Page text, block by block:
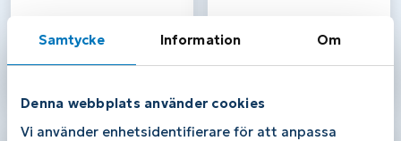
Samtycke Information Om
Denna webbplats använder cookies
Vi använder enhetsidentifierare för att anpassa
Tunt sportinlägg med
framfotsstöd
Läs mer / Köp
Lateral kil (2st)